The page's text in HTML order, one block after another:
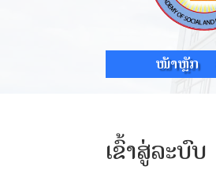
ໜ້າຫຼັກ
ເຂົ້າສູ່ລະບົບ